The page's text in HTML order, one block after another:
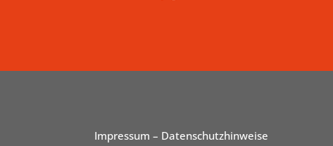
Impressum – Datenschutzhinweise